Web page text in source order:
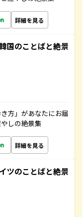
詳細を見る
国のことばと絶景
方」があなたにお届
しの絶景集
詳細を見る
ツのことばと絶景